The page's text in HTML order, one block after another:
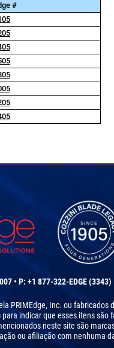
#
• P: +1 877-322-EDGE (3343)
PRIMEdge, Inc. ou fabricados
indicar que esses itens são
neste site são
ou afiliação com nenhuma